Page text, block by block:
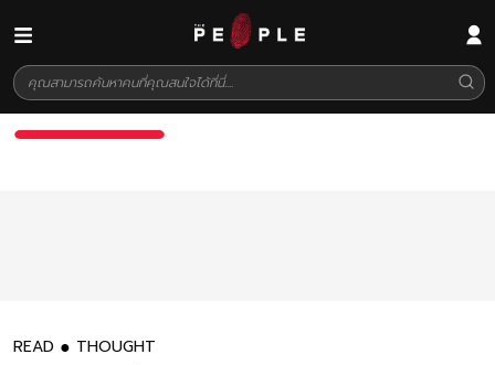
READ
THOUGHT